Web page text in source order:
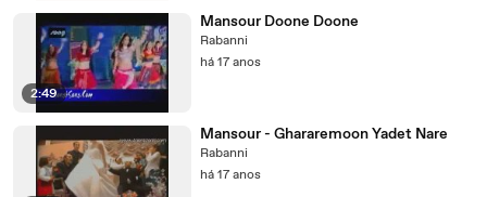
2:49
Mansour Doone Doone
Rabanni
há 17 anos
Mansour - Ghararemoon Yadet Nare
Rabanni
há 17 anos